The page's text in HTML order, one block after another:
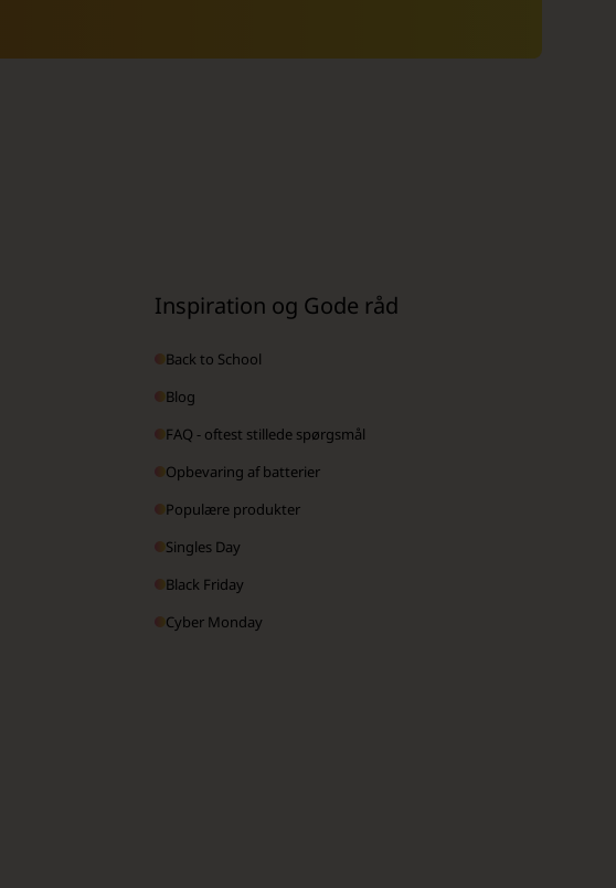
Inspiration og Gode råd
Back to School
Blog
FAQ - oftest stillede spørgsmål
Opbevaring af batterier
Populære produkter
Singles Day
Black Friday
Cyber Monday